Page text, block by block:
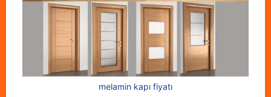
melamin kapı fiyatı